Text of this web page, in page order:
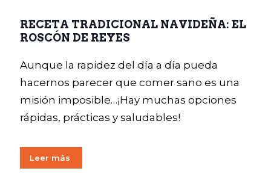
RECETA TRADICIONAL NAVIDEÑA: EL
ROSCÓN DE REYES
Aunque la rapidez del día a día pueda
hacernos parecer que comer sano es una
misión imposible…¡Hay muchas opciones
rápidas, prácticas y saludables!
Leer más